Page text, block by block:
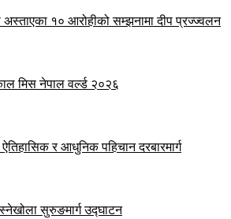
अस्ताएका १० आरोहीको सम्झनामा दीप प्रज्ज्वलन
मिस नेपाल वर्ल्ड २०२६
र आधुनिक पहिचान दरबारमार्ग
सुरुङमार्ग उद्घाटन